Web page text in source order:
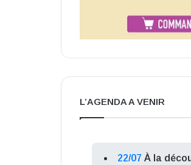
L’AGENDA A VENIR
22/07 À la